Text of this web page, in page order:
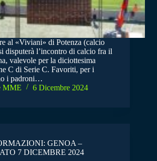
al «Viviani» di Potenza (calcio
disputerà l’incontro di calcio fra il
valevole per la diciottesima
C di Serie C. Favoriti, per i
i padroni…
MME
6 Dicembre 2024
GENOA –
7 DICEMBRE 2024